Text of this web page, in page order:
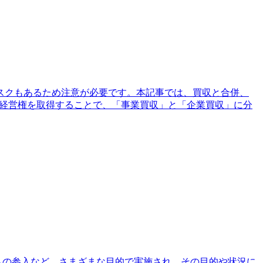
もあるため注意が必要です。本記事では、買収と合併、
権を取得することで、「事業買収」と「企業買収」に分